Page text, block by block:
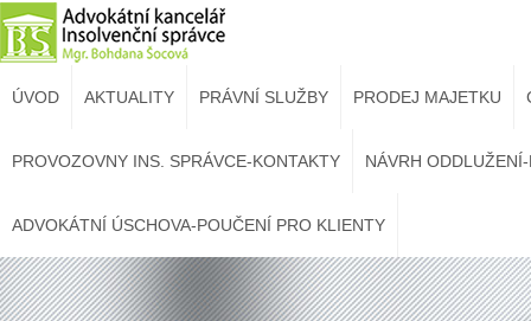
ÚVOD AKTUALITY PRÁVNÍ SLUŽBY PRODEJ MAJETKU
PROVOZOVNY INS. SPRÁVCE-KONTAKTY NÁVRH
ADVOKÁTNÍ ÚSCHOVA-POUČENÍ PRO KLIENTY